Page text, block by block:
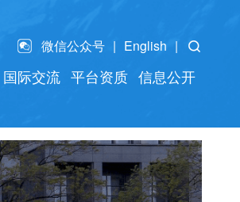
微信公众号 English
国际交流 平台资质 信息公开